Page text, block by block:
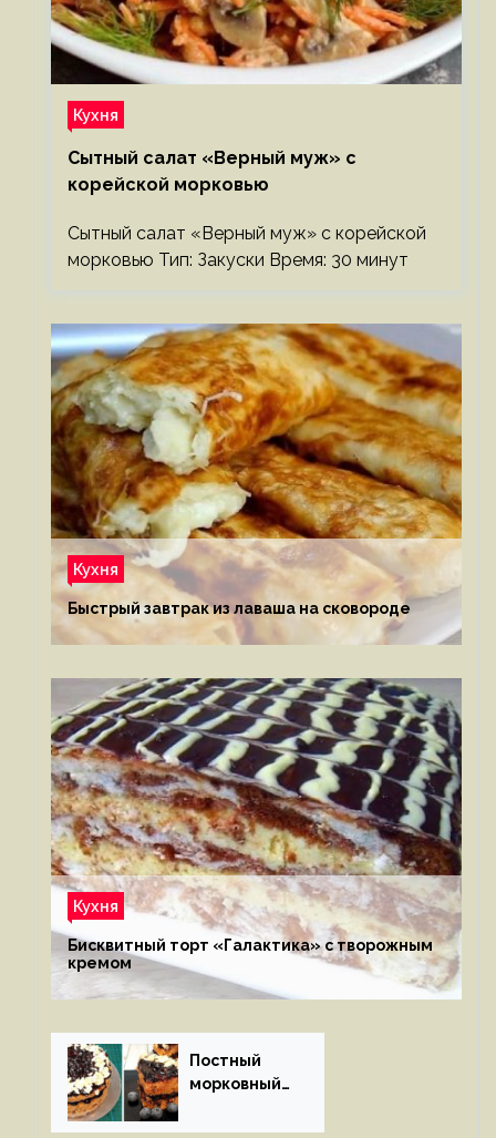
Кухня
Сытный салат «Верный муж» с
корейской морковью
Сытный салат «Верный муж» с корейской
морковью Тип: Закуски Время: 30 минут
Кухня
Быстрый завтрак из лаваша на сковороде
Кухня
Бисквитный торт «Галактика» с творожным
кремом
Постный
морковный